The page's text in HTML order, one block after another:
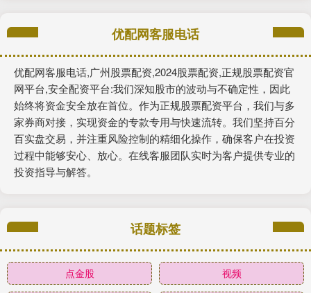
优配网客服电话
优配网客服电话,广州股票配资,2024股票配资,正规股票配资官
网平台,安全配资平台:我们深知股市的波动与不确定性，因此
始终将资金安全放在首位。作为正规股票配资平台，我们与多
家券商对接，实现资金的专款专用与快速流转。我们坚持百分
百实盘交易，并注重风险控制的精细化操作，确保客户在投资
过程中能够安心、放心。在线客服团队实时为客户提供专业的
投资指导与解答。
话题标签
点金股 视频